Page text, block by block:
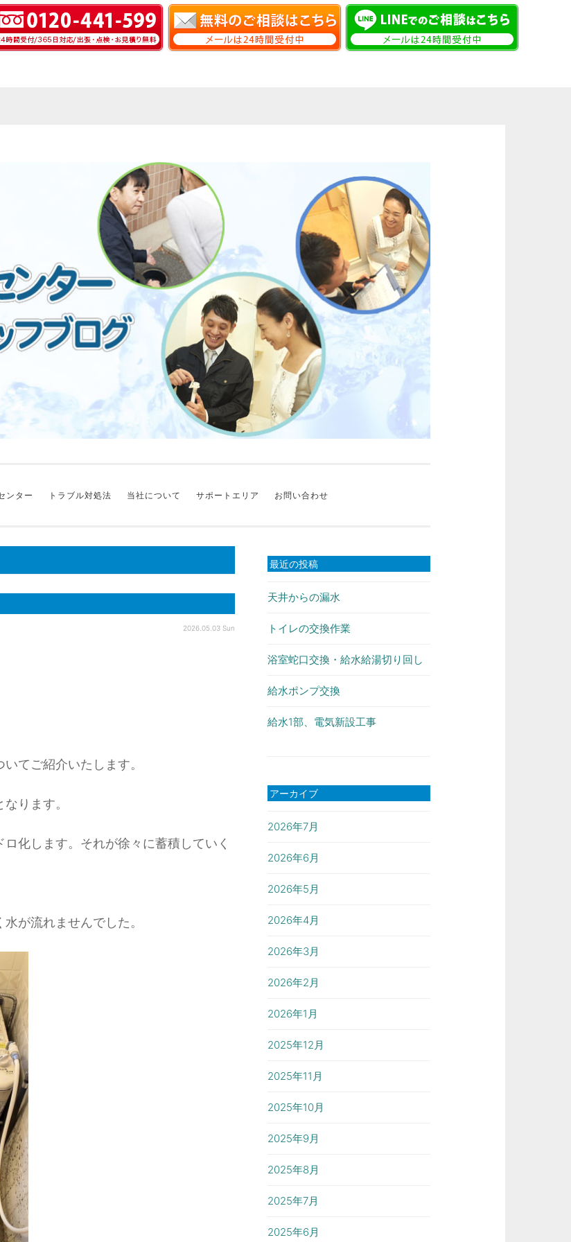
ンター トラブル対処法 当社について サポートエリア お問い合わせ
2026.05.03 Sun
てご紹介いたします。
ります。
化します。それが徐々に蓄積していく
が流れませんでした。
最近の投稿
天井からの漏水
トイレの交換作業
浴室蛇口交換・給水給湯切り回し
給水ポンプ交換
給水1部、電気新設工事
アーカイブ
2026年7月
2026年6月
2026年5月
2026年4月
2026年3月
2026年2月
2026年1月
2025年12月
2025年11月
2025年10月
2025年9月
2025年8月
2025年7月
2025年6月